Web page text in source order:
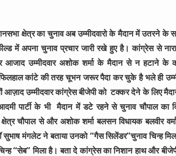
क्षेत्र का चुनाव अब उम्मीदवारो के मैदान में उतरने
में अपना चुनाव प्रचार जारी रखे हुए है। कांग्रेस से
उम्मीदवार अशोक शर्मा के मैदान से न हटाने के
फिलहाल कांटे की तरह चूभन जरूर पैदा कर चुके है भले ही
आज़ाद उम्मीदवार कांग्रेस बीजेपी को टक्कर देने के लिए
पार्टी के भी मैदान में डटे रहने से चुनाव चौपाल का
क्षेत्र चौपाल से और अशोक शर्मा बलसन विधायक बलवीर
सुभाष मंगलेट ने बताया उनको “गैस सिलेंडर”चुनाव चिन्ह
“सेब” मिला है। बता दे कांग्रेस का निशान हाथ और